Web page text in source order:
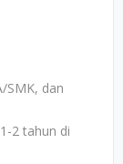
SMK, dan
2 tahun di